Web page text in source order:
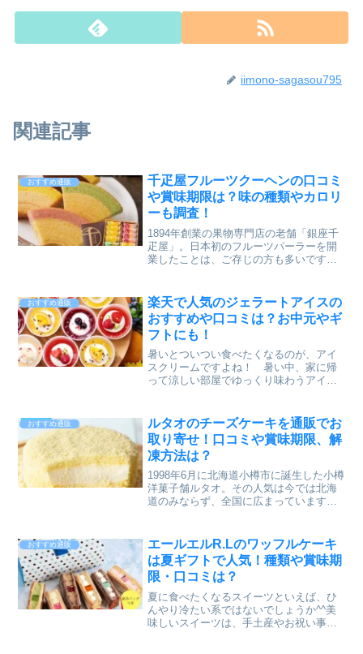
iimono-sagasou795
関連記事
おすすめ通販
千疋屋フルーツクーヘンの口コミ
や賞味期限は？味の種類やカロリ
ーも調査！
1894年創業の果物専門店の老舗「銀座千
疋屋」。日本初のフルーツパーラーを開
業したことは、ご存じの方も多いですよ
ーツクーヘン」を創り上げました。銀座
千疋屋の「銀座フルーツクーヘン」は、
イチゴ＆ミルク、メロン＆ミルク、レモ
ン＆はちみつ、バナナ＆チョコの４種
類。フルーツの程よい甘さが味わえま
す。今回は、銀座千疋屋の「銀座フルー
ツクーヘン（16個入）」の口コミや賞味
期限、味の種類等について調べています
おすすめ通販
楽天で人気のジェラートアイスの
おすすめや口コミは？お中元やギ
フトにも！
暑いとついつい食べたくなるのが、アイ
スクリームですよね！ 暑い中、家に帰
って涼しい部屋でゆっくり味わうアイス
た風情がありますね。今回ピックアップ
するのは、乳酸菌入りフローズンヨーグ
ルトと天然果汁100％のジェラートです。
健康を意識している方への、ギフトとし
ても最適なヘルシーフルーツジェラート8
個入りの情報をお届けします！
おすすめ通販
ルタオのチーズケーキを通販でお
取り寄せ！口コミや賞味期限、解
凍方法は？
1998年6月に北海道小樽市に誕生した小樽
洋菓子舗ルタオ。その人気は今では北海
道のみならず、全国に広まっています。
そのルタオが創るケーキの中でも大人気
なのが、「ドゥーブルフロマージュ」と
いうチーズケーキです。こちらの大人気
ケーキは、大手通販サイト楽天市場で購
入が可能です。今回は、ルタオのドゥー
ブルフロマージュについての口コミや賞
味期限、解凍方法などについて詳しく調
べてありますので、ぜひご覧ください！
おすすめ通販
エールエルR.Lのワッフルケーキ
は夏ギフトで人気！種類や賞味期
限・口コミは？
夏に食べたくなるスイーツといえば、ひ
んやり冷たい系ではないでしょうか^^美
味しいスイーツは、手土産やお祝い事に